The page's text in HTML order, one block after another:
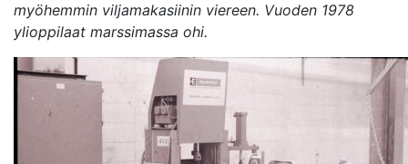
myöhemmin viljamakasiinin viereen. Vuoden 1978
ylioppilaat marssimassa ohi.